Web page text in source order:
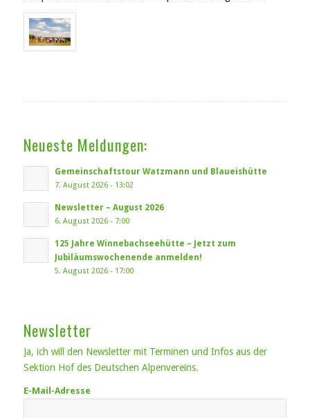
Neueste Meldungen:
Gemeinschaftstour Watzmann und Blaueishütte
7. August 2026 - 13:02
Newsletter – August 2026
6. August 2026 - 7:00
125 Jahre Winnebachseehütte – Jetzt zum
Jubiläumswochenende anmelden!
5. August 2026 - 17:00
Newsletter
Ja, ich will den Newsletter mit Terminen und Infos aus der
Sektion Hof des Deutschen Alpenvereins.
E-Mail-Adresse